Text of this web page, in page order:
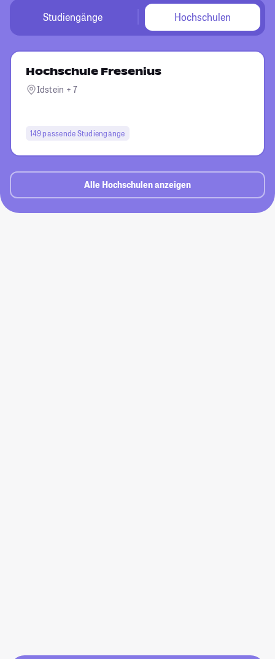
Studiengänge Hochschulen
Hochschule Fresenius
Idstein + 7
149 passende Studiengänge
Alle Hochschulen anzeigen